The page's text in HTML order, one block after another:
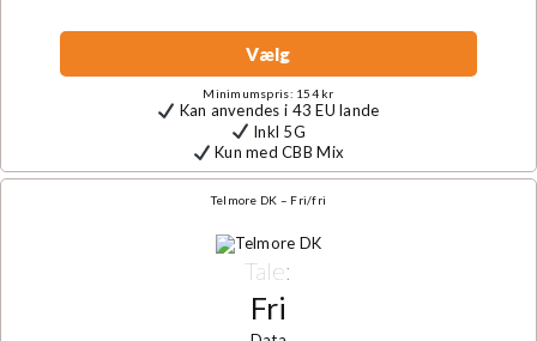
Vælg
Minimumspris: 154 kr
Kan anvendes i 43 EU lande
Inkl 5G
Kun med CBB Mix
Telmore DK – Fri/fri
Tale:
Fri